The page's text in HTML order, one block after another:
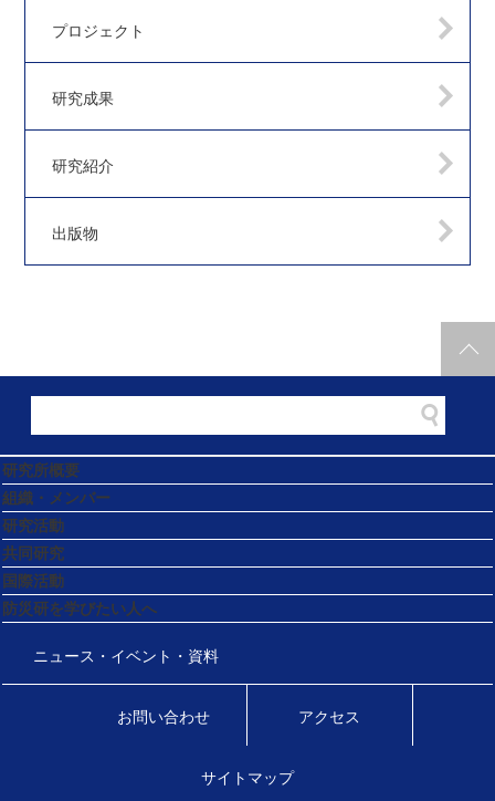
プロジェクト
研究成果
研究紹介
出版物
研究所概要
組織・メンバー
研究活動
共同研究
国際活動
防災研を学びたい人へ
ニュース・イベント・資料
お問い合わせ アクセス
サイトマップ